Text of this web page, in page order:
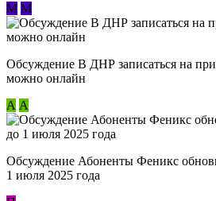
М М
Обсуждение В ДНР записаться на
можно онлайн
А А
Обсуждение Абоненты Феникс
1 июля 2025 года